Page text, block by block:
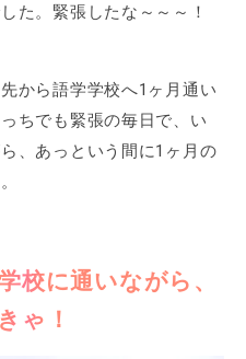
た。緊張したな～～～！
から語学学校へ1ヶ月通い
ちでも緊張の毎日で、い
、あっという間に1ヶ月の
校に通いながら、
ゃ！